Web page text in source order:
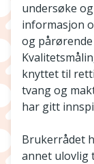
undersøke
informasjon
og
knyttet til
tvang og
har gitt
Brukerrådet
annet ulovlig